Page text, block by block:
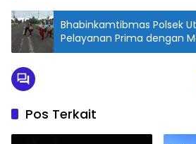
Bhabinkamtibmas Polsek
Pelayanan Prima dengan
Anak Sekolah
Pos Terkait